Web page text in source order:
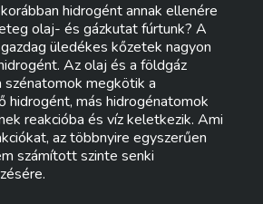
hidrogént annak ellenére
olaj- és gázkutat fúrtunk? A
üledékes kőzetek nagyon
Az olaj és a földgáz
megkötik a
hidrogént, más hidrogénatomok
reakcióba és víz keletkezik. Ami
az többnyire egyszerűen
számított szinte senki